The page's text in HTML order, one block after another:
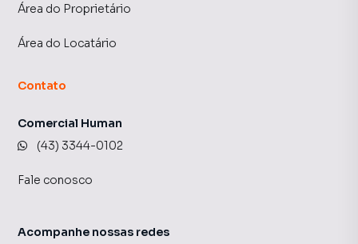
Área do Proprietário
Área do Locatário
Contato
Comercial Human
(43) 3344-0102
Fale conosco
Acompanhe nossas redes